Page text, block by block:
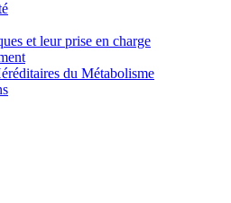
et leur prise en charge
du Métabolisme